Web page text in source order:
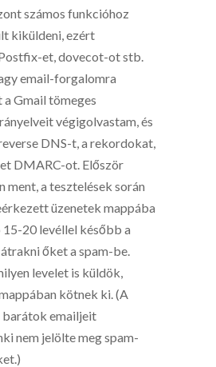
számos funkcióhoz
kiküldeni, ezért
et, dovecot-ot stb.
email-forgalomra
Gmail tömeges
végigolvastam, és
DNS-t, a rekordokat,
DMARC-ot. Először
ment, a tesztelések során
üzenetek mappába
20 levéllel később a
őket a spam-be.
levelet is küldök,
kötnek ki. (A
barátok emailjeit
nem jelölte meg spam-